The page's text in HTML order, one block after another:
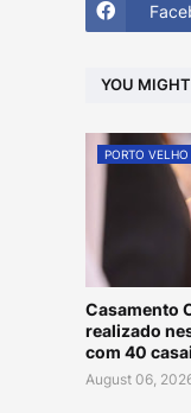
YOU
PORTO VELHO
Casamento
realizado
com 40
August 06,